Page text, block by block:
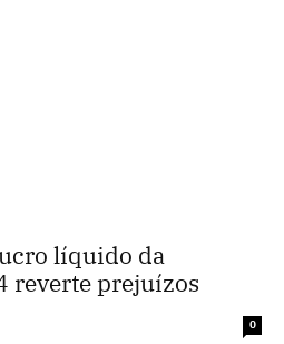
líquido da
reverte prejuízos
0